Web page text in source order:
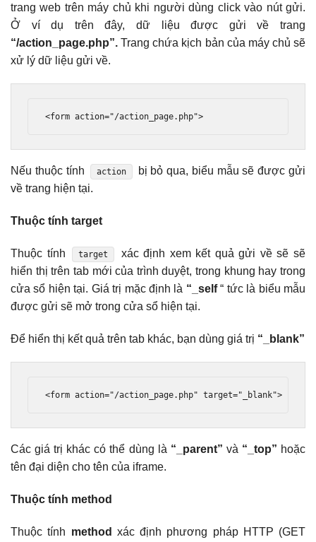
trang web trên máy chủ khi người dùng click vào nút gửi.
Ở ví dụ trên đây, dữ liệu được gửi về trang
“/action_page.php”. Trang chứa kịch bản của máy chủ sẽ
xử lý dữ liệu gửi về.
<form action="/action_page.php">
Nếu thuộc tính action
bị bỏ qua, biểu mẫu sẽ được gửi
về trang hiện tại.
Thuộc tính target
Thuộc tính target
xác định xem kết quả gửi về sẽ sẽ
hiển thị trên tab mới của trình duyệt, trong khung hay trong
cửa sổ hiện tại. Giá trị mặc định là “_self“ tức là biểu mẫu
được gửi sẽ mở trong cửa sổ hiện tại.
Để hiển thị kết quả trên tab khác, bạn dùng giá trị “_blank”
<form action="/action_page.php" target="_blank">
Các giá trị khác có thể dùng là “_parent” và “_top” hoặc
tên đại diện cho tên của iframe.
Thuộc tính method
Thuộc tính method xác định phương pháp HTTP (GET